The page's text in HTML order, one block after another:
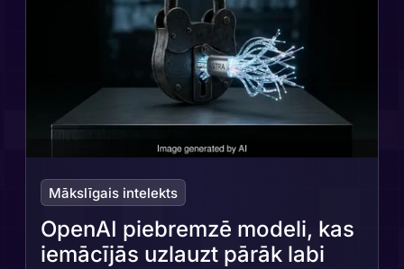
Mākslīgais intelekts
OpenAI piebremzē modeli, kas
iemācījās uzlauzt pārāk labi